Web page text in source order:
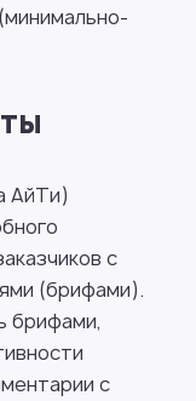
АйТи)
с
(брифами).
брифами,
с